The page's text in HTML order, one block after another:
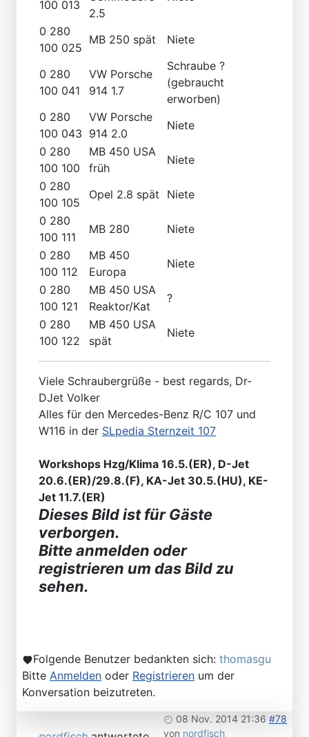
100 013
2.5
0 280
100 025
MB 250 spät Niete
0 280
100 041
VW Porsche
914 1.7
Schraube ?
(gebraucht
erworben)
0 280
100 043
VW Porsche
914 2.0
Niete
0 280
100 100
MB 450 USA
früh
Niete
0 280
100 105
Opel 2.8 spät
Niete
0 280
100 111
MB 280
Niete
0 280
100 112
MB 450
Europa
Niete
0 280
100 121
MB 450 USA
Reaktor/Kat
?
0 280
100 122
MB 450 USA
spät
Niete
Viele Schraubergrüße - best regards, Dr-
DJet Volker
Alles für den Mercedes-Benz R/C 107 und
W116 in der SLpedia Sternzeit 107
Workshops Hzg/Klima 16.5.(ER), D-Jet
20.6.(ER)/29.8.(F), KA-Jet 30.5.(HU), KE-
Jet 11.7.(ER)
Dieses Bild ist für Gäste
verborgen.
Bitte anmelden oder
registrieren um das Bild zu
sehen.
Folgende Benutzer bedankten sich: thomasgu
Bitte Anmelden oder Registrieren um der
Konversation beizutreten.
08 Nov. 2014 21:36 #78
von nordfisch